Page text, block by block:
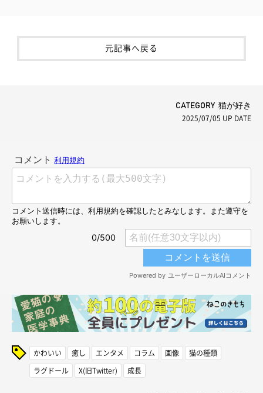
元記事へ戻る
CATEGORY 猫が好き
2025/07/05 UP DATE
かわいい 癒し エンタメ コラム 画像
猫の種類
ラグドール
X(旧Twitter) 成長